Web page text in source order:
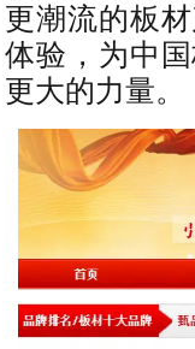
更潮流的板
体验，为中
更大的力量。